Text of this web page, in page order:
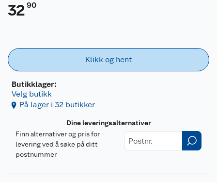
32 90
Klikk og hent
Butikklager:
Velg butikk
På lager i 32 butikker
Dine leveringsalternativer
Finn alternativer og pris for
levering ved å søke på ditt
postnummer